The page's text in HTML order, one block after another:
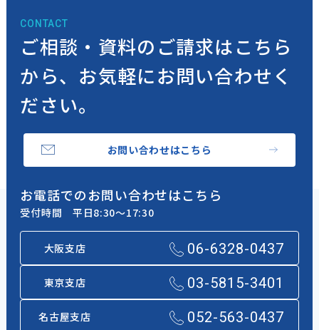
CONTACT
ご相談・資料のご請求はこちら
から、 お気軽にお問い合わせく
ださい。
お問い合わせはこちら
お電話でのお問い合わせはこちら
受付時間 平日8:30～17:30
大阪支店 06-6328-0437
東京支店 03-5815-3401
名古屋支店 052-563-0437